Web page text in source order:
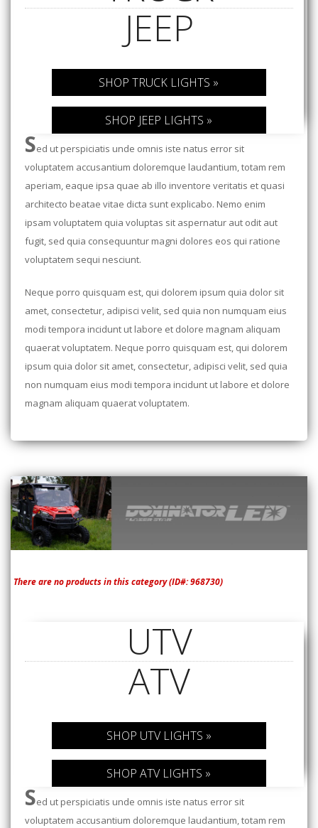
ABOUT
CONTACT US
FAQ'S
INSTRUCTIONS
PRIVACY POLICY
MEDIA
DEALER LOCATOR
JEEP
SHOP TRUCK LIGHTS »
SHOP JEEP LIGHTS »
Sed ut perspiciatis unde omnis iste natus error sit
voluptatem accusantium doloremque laudantium, totam rem
aperiam, eaque ipsa quae ab illo inventore veritatis et quasi
architecto beatae vitae dicta sunt explicabo. Nemo enim
ipsam voluptatem quia voluptas sit aspernatur aut odit aut
fugit, sed quia consequuntur magni dolores eos qui ratione
voluptatem sequi nesciunt.
Neque porro quisquam est, qui dolorem ipsum quia dolor sit
amet, consectetur, adipisci velit, sed quia non numquam eius
modi tempora incidunt ut labore et dolore magnam aliquam
quaerat voluptatem. Neque porro quisquam est, qui dolorem
ipsum quia dolor sit amet, consectetur, adipisci velit, sed quia
non numquam eius modi tempora incidunt ut labore et dolore
magnam aliquam quaerat voluptatem.
There are no products in this category (ID#: 968730)
UTV
ATV
SHOP UTV LIGHTS »
SHOP ATV LIGHTS »
Sed ut perspiciatis unde omnis iste natus error sit
voluptatem accusantium doloremque laudantium, totam rem